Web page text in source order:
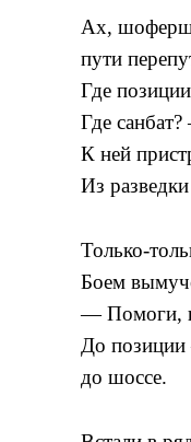
Ах,
пути
Где
Где
К ней
Из
Только-
Боем
— Помоги,
До
до шоссе.